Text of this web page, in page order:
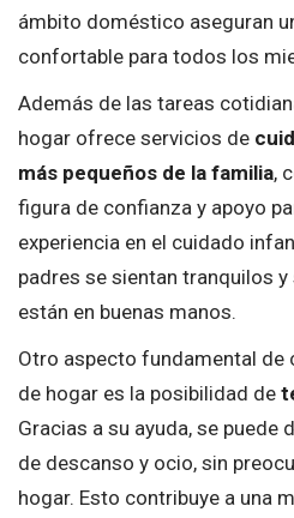
ámbito doméstico aseguran
confortable para todos los
Además de las tareas
hogar ofrece servicios de
más pequeños de la familia,
figura de confianza y apoyo
experiencia en el cuidado
padres se sientan tranquilos
están en buenas manos.
Otro aspecto fundamental de
de hogar es la posibilidad de
Gracias a su ayuda, se
de descanso y ocio, sin
hogar. Esto contribuye a una